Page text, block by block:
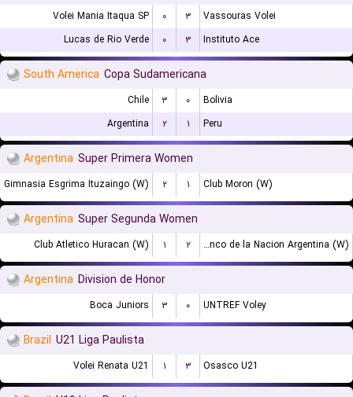
Volei Mania Itaqua SP ۰ ۳
Vassouras Volei
Lucas de Rio Verde
۰ ۳ Instituto Ace
South America Copa Sudamericana
Chile ۳ ۰
Bolivia
Argentina
۲ ۱ Peru
Argentina Super Primera Women
Gimnasia Esgrima Ituzaingo (W) ۲ ۱ Club Moron (W)
Argentina Super Segunda Women
Club Atletico Huracan (W) ۱ ۲ Banco de la Nacion Argentina (W)
Argentina Division de Honor
Boca Juniors ۳ ۰ UNTREF Voley
Brazil U21 Liga Paulista
Volei Renata U21 ۱ ۳ Osasco U21